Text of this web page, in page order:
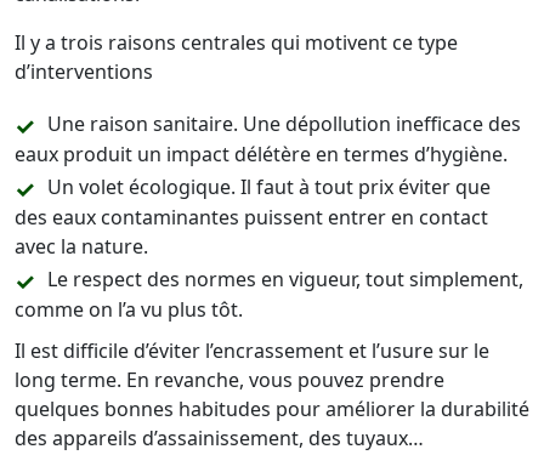
Il y a trois raisons centrales qui motivent ce type
d’interventions
Une raison sanitaire. Une dépollution inefficace des
eaux produit un impact délétère en termes d’hygiène.
Un volet écologique. Il faut à tout prix éviter que
des eaux contaminantes puissent entrer en contact
avec la nature.
Le respect des normes en vigueur, tout simplement,
comme on l’a vu plus tôt.
Il est difficile d’éviter l’encrassement et l’usure sur le
long terme. En revanche, vous pouvez prendre
quelques bonnes habitudes pour améliorer la durabilité
des appareils d’assainissement, des tuyaux…